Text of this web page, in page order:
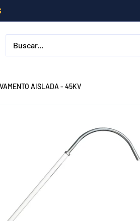
AISLADA - 45KV